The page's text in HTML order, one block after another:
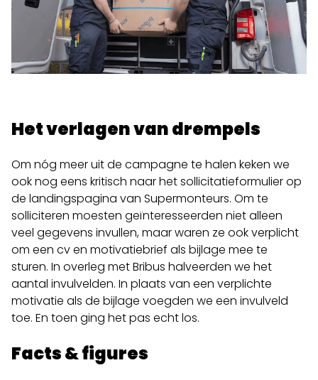
Het verlagen van drempels
Om nóg meer uit de campagne te halen keken we
ook nog eens kritisch naar het sollicitatieformulier op
de landingspagina van Supermonteurs. Om te
solliciteren moesten geïnteresseerden niet alleen
veel gegevens invullen, maar waren ze ook verplicht
om een cv en motivatiebrief als bijlage mee te
sturen. In overleg met Bribus halveerden we het
aantal invulvelden. In plaats van een verplichte
motivatie als de bijlage voegden we een invulveld
toe. En toen ging het pas echt los.
Facts & figures